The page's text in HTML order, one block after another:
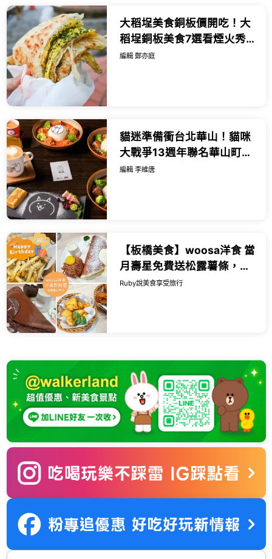
大稻埕美食銅板價開吃！大
稻埕銅板美食7選看煙火秀
順吃，慈聖宮銅板小吃先
編輯 鄭亦庭
貓迷準備衝台北華山！貓咪
大戰爭13週年聯名華山町餐
酒館，限量貓罐頭蛋糕與造
編輯 李維唐
【板橋美食】woosa洋食 當
月壽星免費送松露薯條，必
點雲朵鬆餅，甜點比主餐更
Ruby說美食享受旅行